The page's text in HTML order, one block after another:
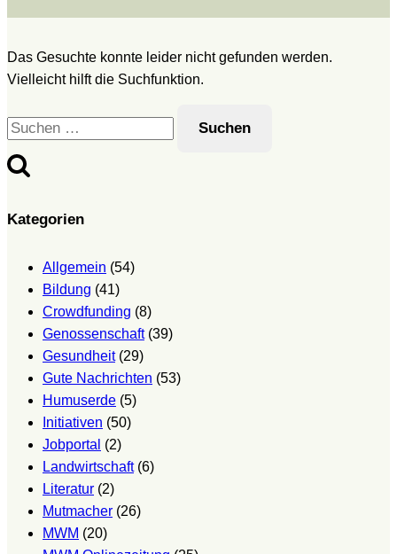
Das Gesuchte konnte leider nicht gefunden werden.
Vielleicht hilft die Suchfunktion.
Suchen
nach:
Kategorien
Allgemein (54)
Bildung (41)
Crowdfunding (8)
Genossenschaft(39)
Gesundheit(29)
Gute Nachrichten (53)
Humuserde (5)
Initiativen (50)
Jobportal (2)
Landwirtschaft(6)
Literatur (2)
Mutmacher (26)
MWM (20)